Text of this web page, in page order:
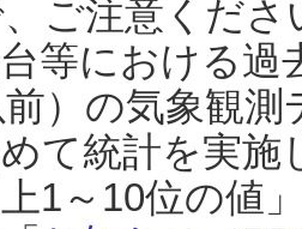
ご注意くだ
等における過
前）の気象観
て統計を実
1～10位の値